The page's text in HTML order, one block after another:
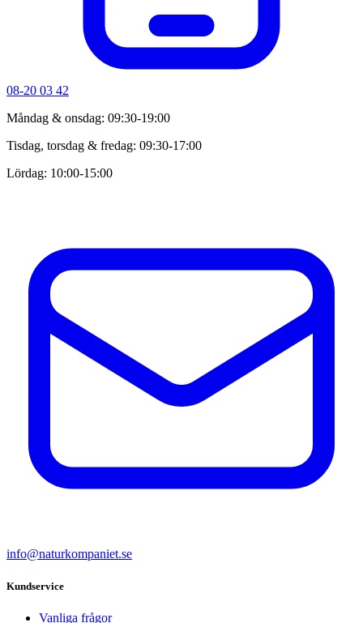
08-20 03 42
Måndag & onsdag: 09:30-19:00
Tisdag, torsdag & fredag: 09:30-17:00
Lördag: 10:00-15:00
info@naturkompaniet.se
Kundservice
Vanliga frågor